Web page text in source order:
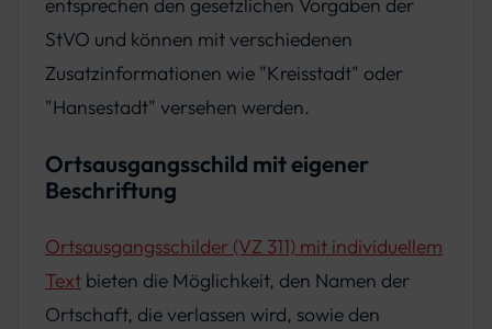
entsprechen den gesetzlichen Vorgaben der
StVO und können mit verschiedenen
Zusatzinformationen wie "Kreisstadt" oder
"Hansestadt" versehen werden.
Ortsausgangsschild mit eigener
Beschriftung
Ortsausgangsschilder (VZ 311) mit individuellem
Text bieten die Möglichkeit, den Namen der
Ortschaft, die verlassen wird, sowie den